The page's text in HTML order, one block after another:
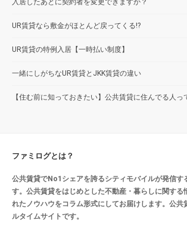
入居したあとに契約者を変更できますか？
UR賃貸なら敷金がほとんど戻ってくる!?
UR賃貸の特例入居【一時払い制度】
一緒にしがちなUR賃貸とJKK賃貸の違い
【住む前に知っておきたい】公共賃貸に住んでる人っ
ファミログとは？
公共賃貸でNo1シェアを誇るシティモバイルが発信す
す。公共賃貸をはじめとした不動産・暮らしに関する
れたノウハウをコラム形式にしてお届けします。公共
ルタイムサイトです。